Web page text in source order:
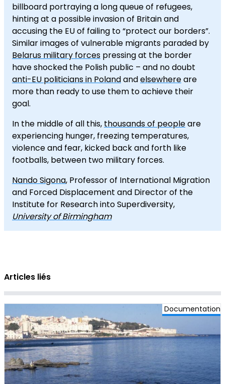
billboard portraying a long queue of refugees,
hinting at a possible invasion of Britain and
accusing the EU of failing to “protect our borders”.
Similar images of vulnerable migrants paraded by
Belarus military forces pressing at the border
have shocked the Polish public – and no doubt
anti-EU politicians in Polandandelsewhereare
more than ready to use them to achieve their
goal.
In the middle of all this, thousands of peopleare
experiencing hunger, freezing temperatures,
violence and fear, kicked back and forth like
footballs, between two military forces.
Nando Sigona, Professor of International Migration
and Forced Displacement and Director of the
Institute for Research into Superdiversity,
University of Birmingham
Articles liés
Documentation